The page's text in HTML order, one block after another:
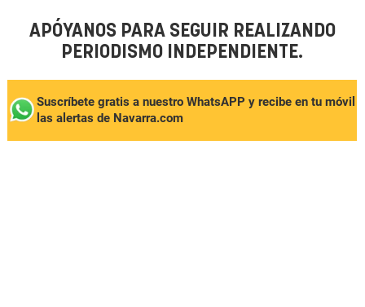
APÓYANOS PARA SEGUIR REALIZANDO
PERIODISMO INDEPENDIENTE.
Suscríbete gratis a nuestro WhatsAPP y recibe en tu móvil
las alertas de Navarra.com